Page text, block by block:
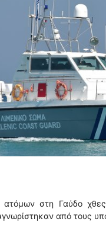
στη Γαύδο
από τους